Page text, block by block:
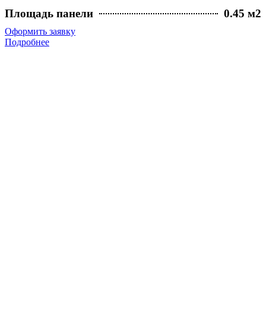
Площадь панели 0.45 м2
Оформить заявку
Подробнее